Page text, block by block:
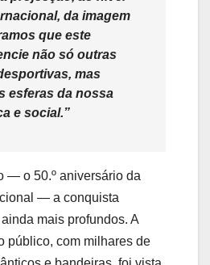
da imagem
que este
não só outras
mas
esferas da nossa
e social.”
— o 50.º aniversário da
— a conquista
mais profundos. A
público, com milhares de